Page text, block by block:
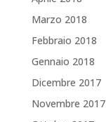
Marzo 2018
Febbraio 2018
Gennaio 2018
Dicembre 2017
Novembre 2017